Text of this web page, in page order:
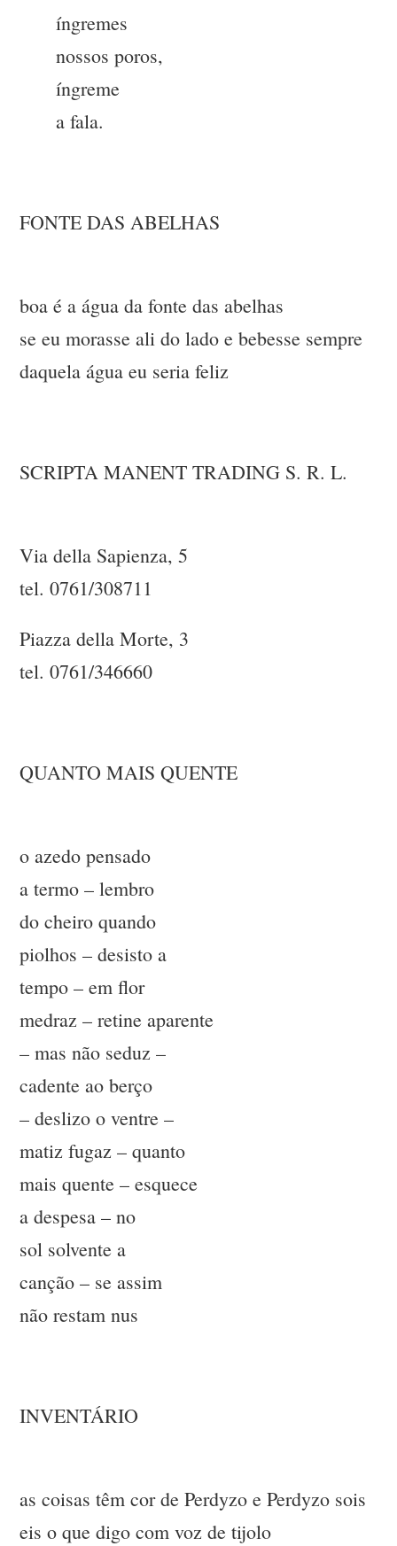
íngremes
nossos poros,
íngreme
a fala.
FONTE DAS ABELHAS
boa é a água da fonte das abelhas
se eu morasse ali do lado e bebesse sempre
daquela água eu seria feliz
SCRIPTA MANENT TRADING S. R. L.
Via della Sapienza, 5
tel. 0761/308711
Piazza della Morte, 3
tel. 0761/346660
QUANTO MAIS QUENTE
o azedo pensado
a termo – lembro
do cheiro quando
piolhos – desisto a
tempo – em flor
medraz – retine aparente
– mas não seduz –
cadente ao berço
– deslizo o ventre –
matiz fugaz – quanto
mais quente – esquece
a despesa – no
sol solvente a
canção – se assim
não restam nus
INVENTÁRIO
as coisas têm cor de Perdyzo e Perdyzo sois
eis o que digo com voz de tijolo